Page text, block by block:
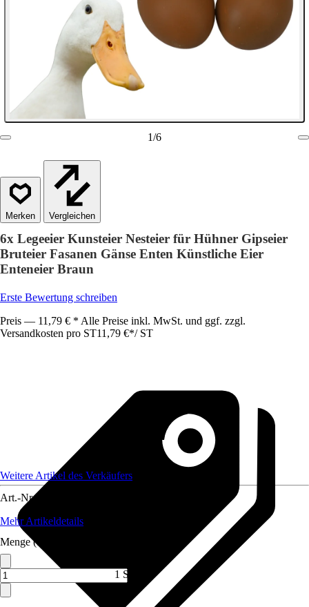
1/6
Vergleichen
6x Legeeier Kunsteier Nesteier für Hühner Gipseier
Bruteier Fasanen Gänse Enten Künstliche Eier
Enteneier Braun
Erste Bewertung schreiben
Preis — 11,79 € * Alle Preise inkl. MwSt. und ggf. zzgl.
Versandkosten pro ST11,79 €*/ ST
Weitere Artikel des Verkäufers
Art.-Nr.
Mehr Artikeldetails
Menge (ST)
1 ST